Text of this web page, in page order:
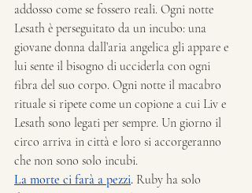
addosso come se fossero reali. Ogni notte
Lesath è perseguitato da un incubo: una
giovane donna dall’aria angelica gli appare e
lui sente il bisogno di ucciderla con ogni
fibra del suo corpo. Ogni notte il macabro
rituale si ripete come un copione a cui Liv e
Lesath sono legati per sempre. Un giorno il
circo arriva in città e loro si accorgeranno
che non sono solo incubi.
La morte ci farà a pezzi. Ruby ha solo